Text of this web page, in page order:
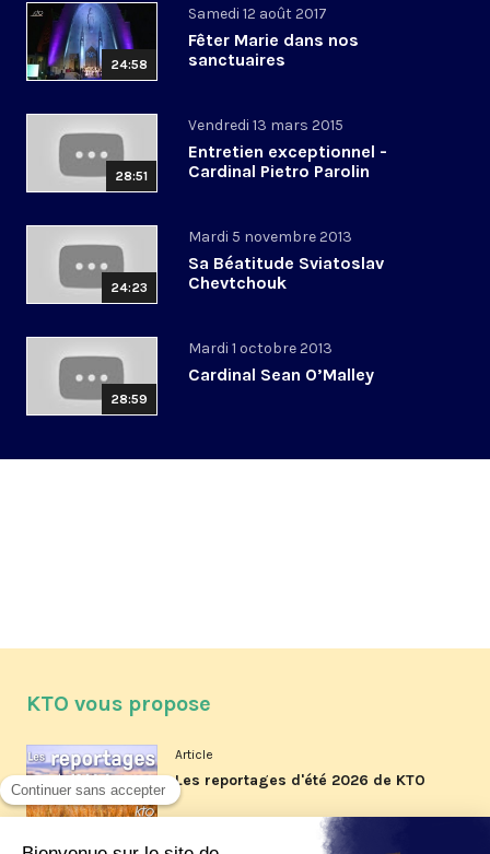
24:58
Samedi 12 août 2017
Fêter Marie dans nos
sanctuaires
28:51
Vendredi 13 mars 2015
Entretien exceptionnel -
Cardinal Pietro Parolin
24:23
Mardi 5 novembre 2013
Sa Béatitude Sviatoslav
Chevtchouk
28:59
Mardi 1 octobre 2013
Cardinal Sean O’Malley
KTO vous propose
Article
Les reportages d'été 2026 de KTO